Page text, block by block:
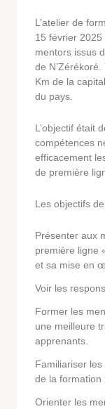
L’atelier de
15 février 2025
mentors issus
de
Km de la
du pays.
L’objectif était
compétences
efficacement
de première
Les objectifs
Présenter aux
première ligne
et sa mise en
Voir les
Former les
une meilleure
apprenants.
Familiariser
de la formation
Orienter les